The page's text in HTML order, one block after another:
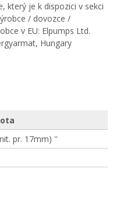
který je k dispozici v sekci
/ dovozce /
v EU: Elpumps Ltd.
Hungary
pr. 17mm) ''